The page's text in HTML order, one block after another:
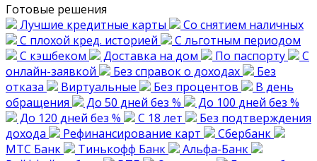
Готовые решения
Лучшие кредитные карты
Со снятием наличных
С плохой кред. историей
С льготным периодом
С кэшбеком
Доставка на дом По паспорту
С
онлайн-заявкой
Без справок о доходах
Без
отказа
Виртуальные Без процентов
В день
обращения
До 50 дней без %
До 100 дней без %
До 120 дней без %
С 18 лет
Без подтверждения
дохода
Рефинансирование карт
Сбербанк
МТС Банк
Тинькофф Банк
Альфа-Банк